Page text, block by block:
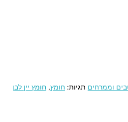
וממרחים תגיות: חומץ, חומץ יין לבן